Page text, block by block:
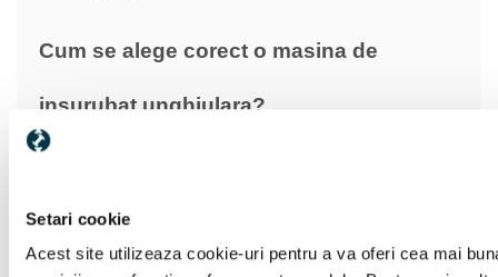
Setari cookie
Acest site utilizeaza cookie-uri pentru a va oferi cea mai
Cum se alege corect o masina de
insurubat unghiulara?
Dimensiunea capului este esentiala cu cat este mai
materiale dure. Reglarea vitezei este utila in aplicatii